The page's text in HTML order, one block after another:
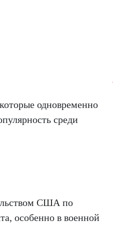
одновременно
среди
США по
особенно в военной